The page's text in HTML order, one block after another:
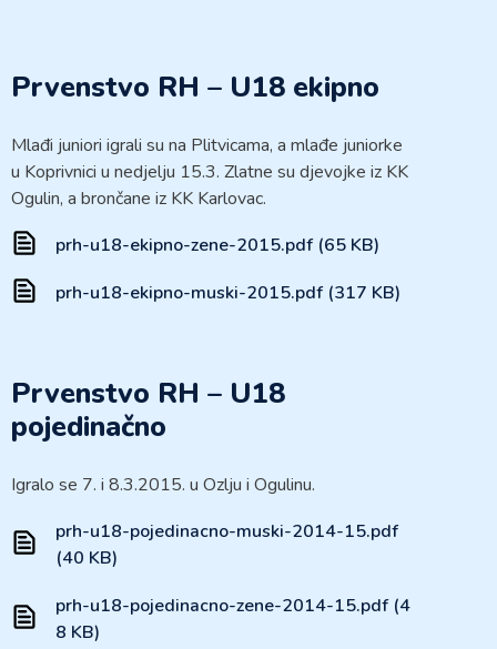
Prvenstvo RH – U18 ekipno
Mlađi juniori igrali su na Plitvicama, a mlađe juniorke
u Koprivnici u nedjelju 15.3. Zlatne su djevojke iz KK
Ogulin, a brončane iz KK Karlovac.
prh-u18-ekipno-zene-2015.pdf (65 KB)
prh-u18-ekipno-muski-2015.pdf (317 KB)
Prvenstvo RH – U18
pojedinačno
Igralo se 7. i 8.3.2015. u Ozlju i Ogulinu.
prh-u18-pojedinacno-muski-2014-15.pdf
(40 KB)
prh-u18-pojedinacno-zene-2014-15.pdf (4
8 KB)